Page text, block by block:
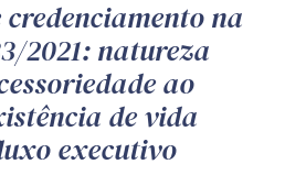
credenciamento na
2021: natureza
ao
de vida
executivo